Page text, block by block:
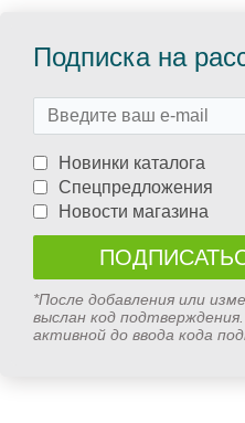
Подписка на
Новинки каталога
Спецпредложения
Новости магазина
*После добавления или
выслан код
активной до ввода кода